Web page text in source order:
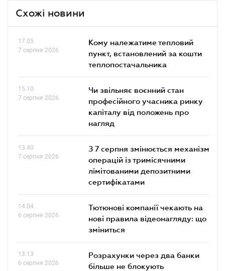
Схожі новини
17.05
7 серпня 2026
Кому належатиме тепловий
пункт, встановлений за кошти
теплопостачальника
15.10
7 серпня 2026
Чи звільняє воєнний стан
професійного учасника ринку
капіталу від положень про
нагляд
13.40
7 серпня 2026
З 7 серпня змінюється механізм
операцій із тримісячними
лімітованими депозитними
сертифікатами
14.04
6 серпня 2026
Тютюнові компанії чекають на
нові правила відеонагляду: що
зміниться
13.13
6 серпня 2026
Розрахунки через два банки
більше не блокують